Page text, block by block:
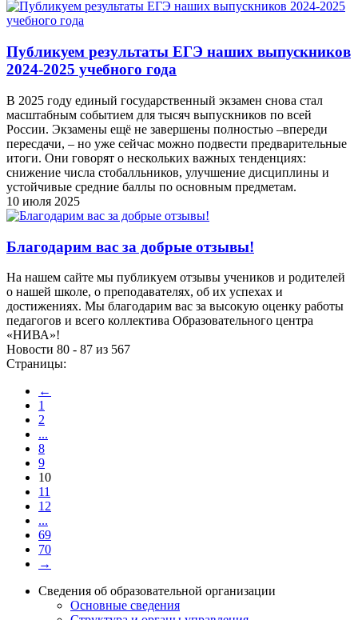
Публикуем результаты ЕГЭ наших выпускников
2024-2025 учебного года
В 2025 году единый государственный экзамен снова стал
масштабным событием для тысяч выпускников по всей
России. Экзамены ещё не завершены полностью –впереди
пересдачи, – но уже сейчас можно подвести предварительные
итоги. Они говорят о нескольких важных тенденциях:
снижение числа стобалльников, улучшение дисциплины и
устойчивые средние баллы по основным предметам.
10 июля 2025
Благодарим вас за добрые отзывы!
На нашем сайте мы публикуем отзывы учеников и родителей
о нашей школе, о преподавателях, об их успехах и
достижениях. Мы благодарим вас за высокую оценку работы
педагогов и всего коллектива Образовательного центра
«НИВА»!
Новости 80 - 87 из 567
Страницы:
←
1
2
...
8
9
10
11
12
...
69
70
→
Сведения об образовательной организации
Основные сведения